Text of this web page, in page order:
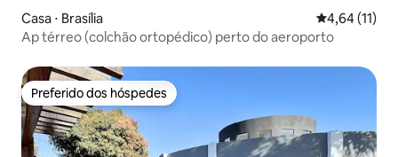
Casa ⋅ Brasília 4,64 de uma
4,64 (11)
Ap térreo (colchão ortopédico) perto do aeroporto
Preferido dos hóspedes
Preferido dos hóspedes